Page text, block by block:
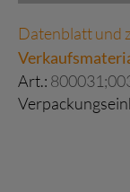
Datenblatt und
Art.: